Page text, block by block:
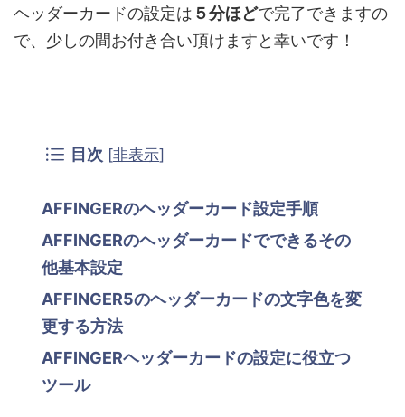
ヘッダーカードの設定は ５分ほどで完了できますの
で、少しの間お付き合い頂けますと幸いです！
目次 [非表示]
AFFINGERのヘッダーカード設定手順
AFFINGERのヘッダーカードでできるその
他基本設定
AFFINGER5のヘッダーカードの文字色を変
更する方法
AFFINGERヘッダーカードの設定に役立つ
ツール